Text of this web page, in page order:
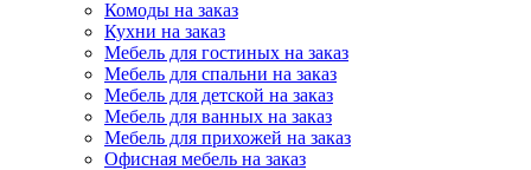
Комоды на заказ
Кухни на заказ
Мебель для гостиных на заказ
Мебель для спальни на заказ
Мебель для детской на заказ
Мебель для ванных на заказ
Мебель для прихожей на заказ
Офисная мебель на заказ